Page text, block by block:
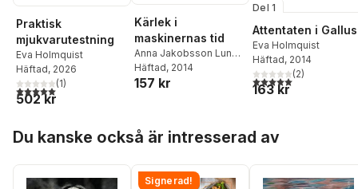
Praktisk
mjukvarutestning
Eva Holmquist
Häftad, 2026
5,0utav 5 stjärnor. Totalt antal röster:
(1)
502 kr
Kärlek i
maskinernas tid
Anna Jakobsson Lund ,
Patrik Centerwall
Johansson
Liv Vistisen-Rörby,
Tora Greve,Tomas
Eklund,C. H. Wahlund,
Häftad, 2014
157 kr
Del 1
Attentaten i Gallus
Eva Holmquist
Häftad, 2014
5,0utav 5 stjärnor.
(2)
163 kr
Du kanske också är intresserad av
Signerad!